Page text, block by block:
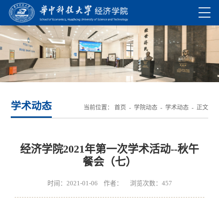
学术动态 当前位置： 首页 - 学院动态- 学术动态- 正文
经济学院2021年第一次学术活动--秋午
餐会（七）
时间：2021-01-06 作者： 浏览次数： 457